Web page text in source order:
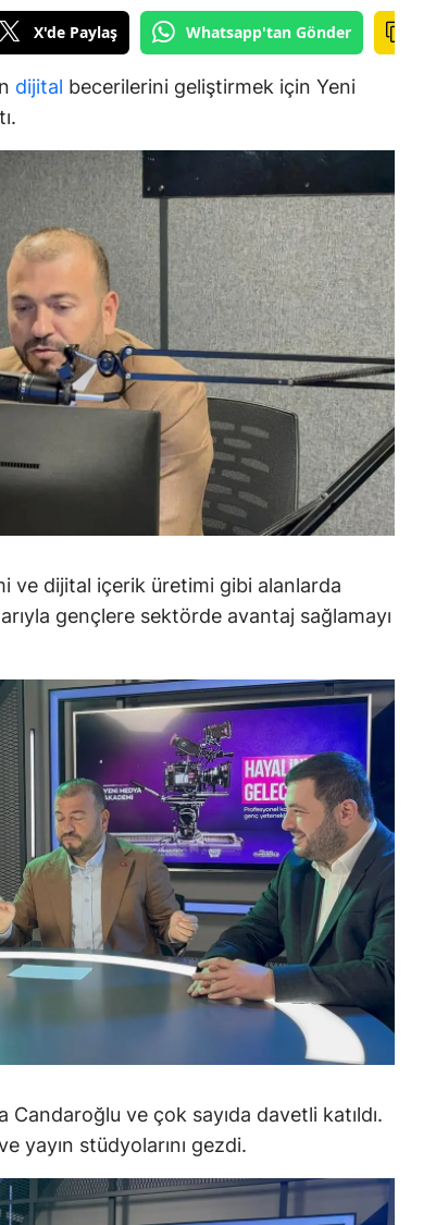
X'de Paylaş Whatsapp'tan Gönder
dijital becerilerini geliştirmek için Yeni
ve dijital içerik üretimi gibi alanlarda
gençlere sektörde avantaj sağlamayı
Candaroğlu ve çok sayıda davetli katıldı.
yayın stüdyolarını gezdi.